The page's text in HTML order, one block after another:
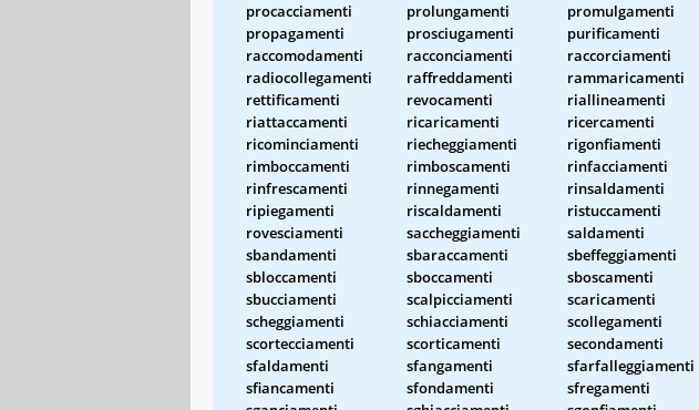
procacciamenti
prolungamenti promulgamenti
propagamenti
prosciugamenti purificamenti
raccomodamenti
racconciamenti raccorciamenti
radiocollegamenti
raffreddamenti rammaricamenti
rettificamenti
revocamenti riallineamenti
riattaccamenti
ricaricamenti ricercamenti
ricominciamenti
riecheggiamenti rigonfiamenti
rimboccamenti
rimboscamenti rinfacciamenti
rinfrescamenti
rinnegamenti rinsaldamenti
ripiegamenti
riscaldamenti ristuccamenti
rovesciamenti
saccheggiamenti saldamenti
sbandamenti
sbaraccamenti sbeffeggiamenti
sbloccamenti
sboccamenti sboscamenti
sbucciamenti
scalpicciamenti scaricamenti
scheggiamenti
schiacciamenti scollegamenti
scortecciamenti
scorticamenti secondamenti
sfaldamenti
sfangamenti sfarfalleggiamenti
sfiancamenti
sfondamenti sfregamenti